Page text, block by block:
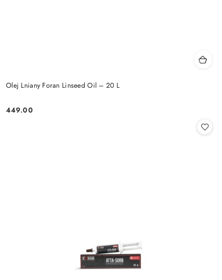
Olej Lniany Foran Linseed Oil – 20 L
Cena:
449.00